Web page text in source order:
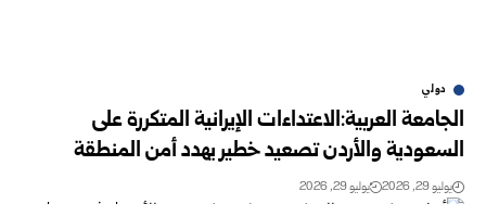
دولي
الجامعة العربية:الاعتداءات الإيرانية المتكررة على
السعودية والأردن تصعيد خطير يهدد أمن المنطقة
يوليو 29, 2026 يوليو 29, 2026